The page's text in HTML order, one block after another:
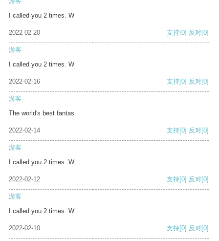
I called you 2 times. W
2022-02-20 支持[0] 反对[0]
游客
I called you 2 times. W
2022-02-16 支持[0] 反对[0]
游客
The world's best fantas
2022-02-14 支持[0] 反对[0]
游客
I called you 2 times. W
2022-02-12 支持[0] 反对[0]
游客
I called you 2 times. W
2022-02-10 支持[0] 反对[0]